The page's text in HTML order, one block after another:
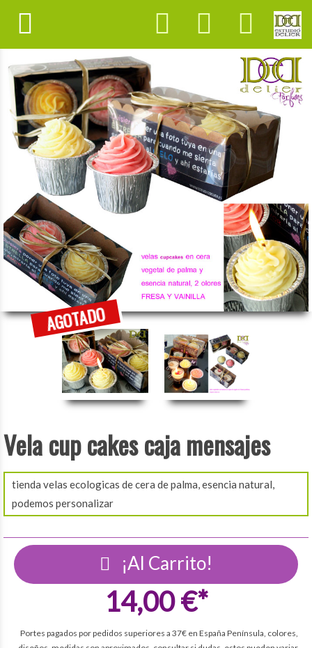
Vela cup cakes caja mensajes
tienda velas ecologicas de cera de palma, esencia natural,
podemos personalizar
¡Al Carrito!
14,00 €*
Portes pagados por pedidos superiores a 37€ en España Península, colores,